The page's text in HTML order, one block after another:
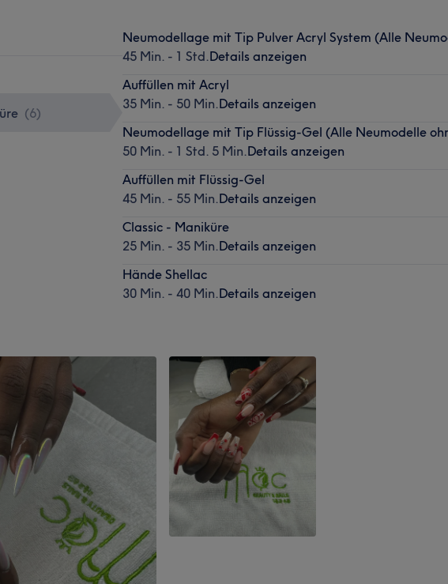
(6)
Neumodellage mit Tip Pulver Acryl System (Alle
45 Min. - 1 Std.Details anzeigen
Auffüllen mit Acryl
35 Min. - 50 Min.Details anzeigen
Neumodellage mit Tip Flüssig-Gel (Alle Neumodelle
50 Min. - 1 Std. 5 Min.Details anzeigen
Auffüllen mit Flüssig-Gel
45 Min. - 55 Min.Details anzeigen
Classic - Maniküre
25 Min. - 35 Min.Details anzeigen
Hände Shellac
30 Min. - 40 Min.Details anzeigen